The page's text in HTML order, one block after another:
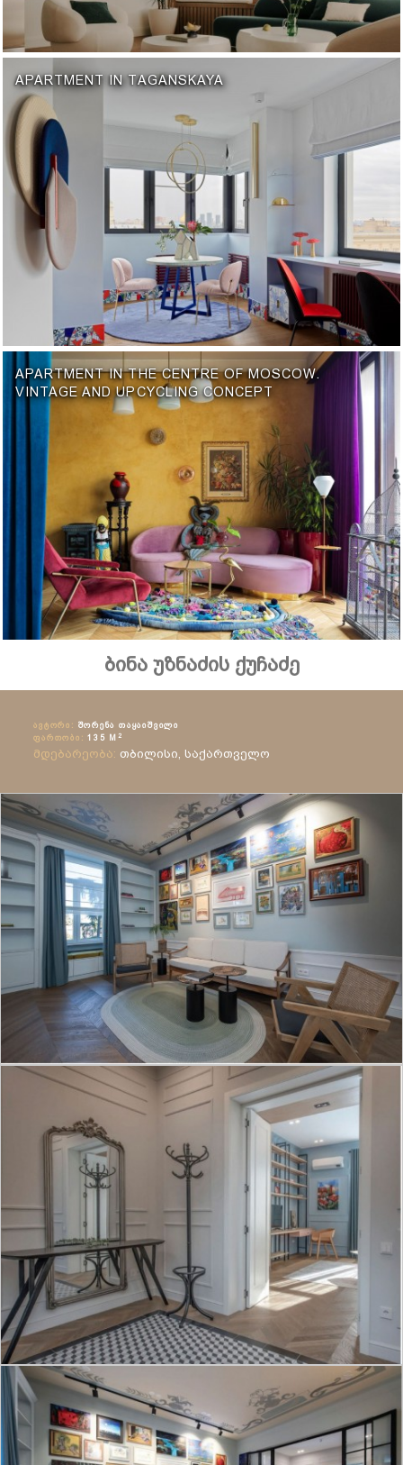
APARTMENT IN TAGANSKAYA
APARTMENT IN THE CENTRE OF MOSCOW.
VINTAGE AND UPCYCLING CONCEPT
ბინა უზნაძის ქუჩაძე
ᲐᲕᲢᲝᲠᲘ: ᲨᲝᲠᲔᲜᲐ ᲗᲐᲧᲐᲘᲨᲕᲘᲚᲘ
ᲤᲐᲠᲗᲝᲑᲘ: 135 M2
მდებარეობა: თბილისი, საქართველო